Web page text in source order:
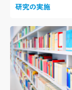
研究の実施